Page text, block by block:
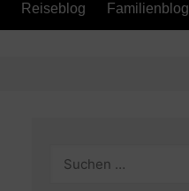
Reiseblog Familienblog